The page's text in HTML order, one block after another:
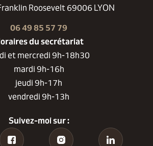
Roosevelt 69006 LYON
06 49 85 57 79
du secrétariat
et mercredi 9h-18h30
mardi 9h-16h
jeudi 9h-17h
vendredi 9h-13h
Suivez-moi sur :